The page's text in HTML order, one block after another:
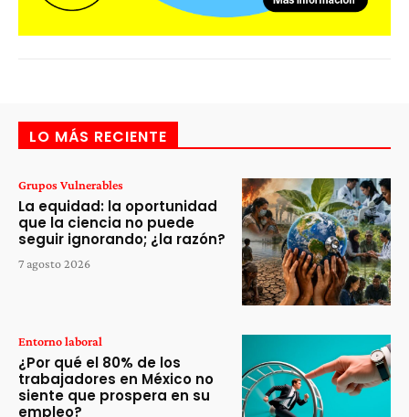
LO MÁS RECIENTE
Grupos Vulnerables
La equidad: la oportunidad
que la ciencia no puede
seguir ignorando; ¿la razón?
7 agosto 2026
Entorno laboral
¿Por qué el 80% de los
trabajadores en México no
siente que prospera en su
empleo?